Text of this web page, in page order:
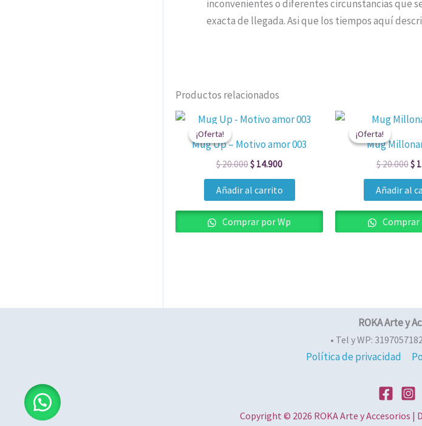
inconvenientes o diferentes circunstancias que
exacta de llegada. Asi que los tiempos aquí
Productos relacionados
¡Oferta!
¡Oferta!
Mug Up – Motivo amor 003
$20.000
El
original
era:
$ 20.000.
$ 14.900
El
actual
es:
$ 14.900.
Añadir al carrito
Comprar por Wp
¡Oferta!
¡Oferta!
Mug
$20.000
El
era:
$
$
Añadir al
Comprar
ROKA Arte y
• Tel y WP:
Política de privacidad
Copyright © 2026 ROKA Arte y Accesorios |